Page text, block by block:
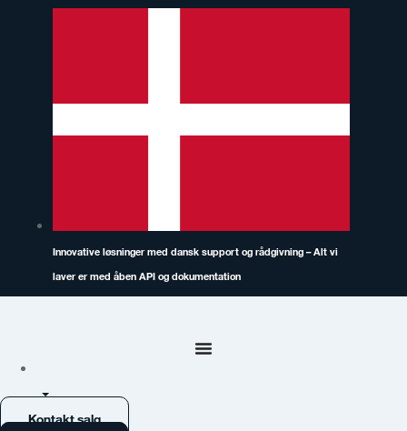
Innovative løsninger med dansk support og rådgivning – Alt vi
laver er med åben API og dokumentation
Kontakt salg